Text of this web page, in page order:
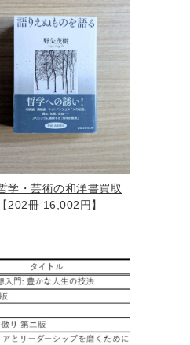
農学
金属・鉱学
コロジー
方学・芸術の和洋書買取
【202冊 16,002円】